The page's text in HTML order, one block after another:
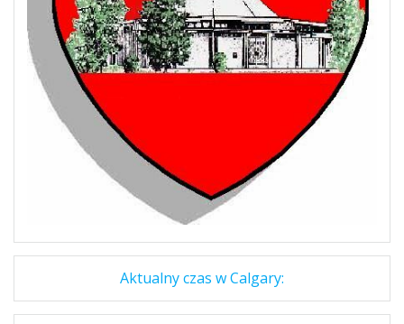
Aktualny czas w Calgary: